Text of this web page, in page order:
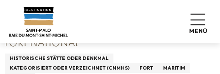
contenu
principal
MENÜ
Startseite
FORT NATIONAL
HISTORISCHE STÄTTE ODER DENKMAL
KATEGORISIERT ODER VERZEICHNET (CNMHS)
FORT
MARITIM